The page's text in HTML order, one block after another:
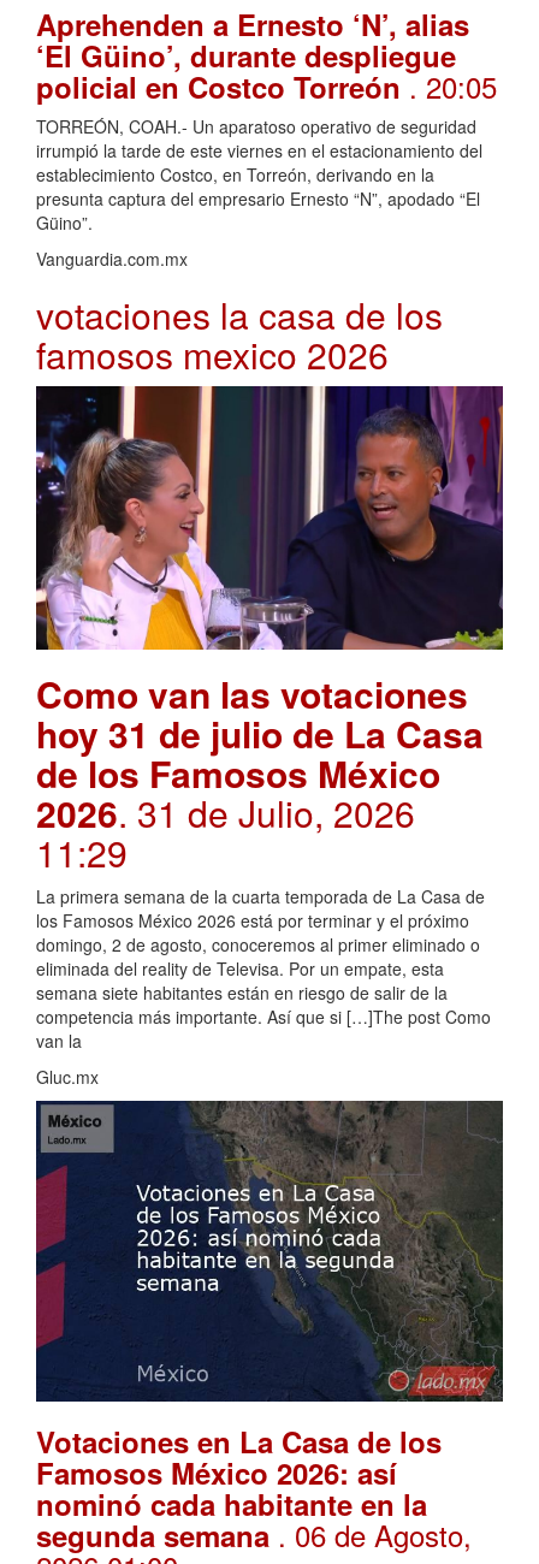
Aprehenden a Ernesto ‘N’, alias
‘El Güino’, durante despliegue
policial en Costco Torreón. 20:05
TORREÓN, COAH.- Un aparatoso operativo de seguridad
irrumpió la tarde de este viernes en el estacionamiento del
establecimiento Costco, en Torreón, derivando en la
presunta captura del empresario Ernesto “N”, apodado “El
Güino”.
Vanguardia.com.mx
votaciones la casa de los
famosos mexico 2026
Como van las votaciones
hoy 31 de julio de La Casa
de los Famosos México
2026. 31 de Julio, 2026
11:29
La primera semana de la cuarta temporada de La Casa de
los Famosos México 2026 está por terminar y el próximo
domingo, 2 de agosto, conoceremos al primer eliminado o
eliminada del reality de Televisa. Por un empate, esta
semana siete habitantes están en riesgo de salir de la
competencia más importante. Así que si […]The post Como
van la
Gluc.mx
Votaciones en La Casa de los
Famosos México 2026: así
nominó cada habitante en la
segunda semana . 06 de Agosto,